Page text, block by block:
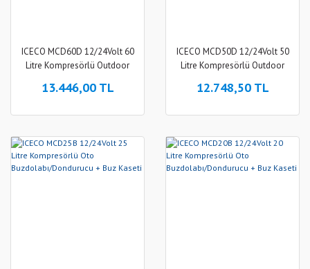
ICECO MCD60D 12/24Volt 60
Litre Kompresörlü Outdoor
13.446,00 TL
ICECO MCD50D 12/24Volt 50
Litre Kompresörlü Outdoor
12.748,50 TL